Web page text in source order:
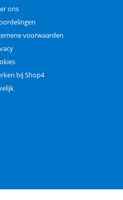
ons
voorwaarden
bij Shop4